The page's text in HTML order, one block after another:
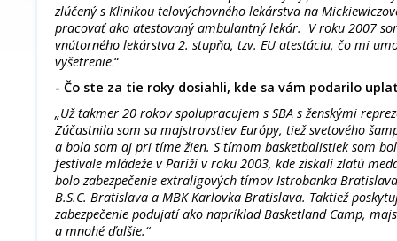
zlúčený s Klinikou telovýchovného lekárstva na
pracovať ako atestovaný ambulantný lekár. V roku 2007
vnútorného lekárstva 2. stupňa, tzv. EU atestáciu, čo mi
vyšetrenie.“
- Čo ste za tie roky dosiahli, kde sa vám podarilo
„Už takmer 20 rokov spolupracujem s SBA s ženskými
Zúčastnila som sa majstrovstiev Európy, tiež svetového
a bola som aj pri tíme žien. S tímom basketbalistiek som
festivale mládeže v Paríži v roku 2003, kde získali zlatú
bolo zabezpečenie extraligových tímov Istrobanka
B.S.C. Bratislava a MBK Karlovka Bratislava. Taktiež
zabezpečenie podujatí ako napríklad Basketland Camp,
a mnohé ďalšie.“